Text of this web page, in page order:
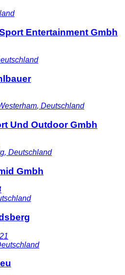
Entertainment Gmbh
, Deutschland
Und Outdoor Gmbh
, Deutschland
Gmbh